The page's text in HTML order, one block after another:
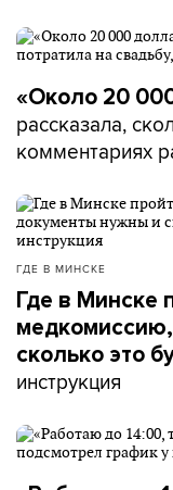
«Около 20
рассказала,
комментариях
ГДЕ В МИНСКЕ
Где в Минске
сколько это
инструкция